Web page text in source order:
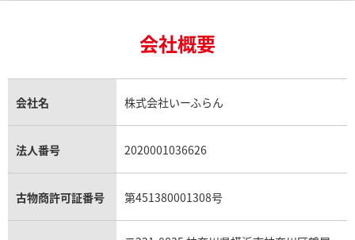
24金買取
金貨買取
貴金属買取
銀・シルバー買取
パラジウム買取
エメラルド買取
トパーズ買取
タンザナイト買取
キャッツアイ買取
アクアマリン買取
ロレックス サブマリーナー買取
ロレックス エクスプローラー買取
ロレックス デイトジャスト買取
パテック フィリップノーチラス買取
ヴァシュロン・コンスタンタン買取
オメガ買取
シャネル マトラッセ買取
セリーヌ買取
プラダ買取
ヴァンクリーフ＆アーペル買取
ショーメ買取
ダミアーニ買取
モーブッサン買取
会社概要
会社名 株式会社いーふらん
法人番号 2020001036626
古物商許可証番号 第451380001308号